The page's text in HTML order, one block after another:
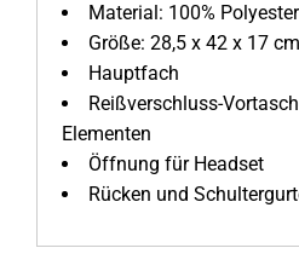
Material: 100% Polyester
Größe: 28,5 x 42 x 17 cm
Hauptfach
Reißverschluss-
Elementen
Öffnung für Headset
Rücken und